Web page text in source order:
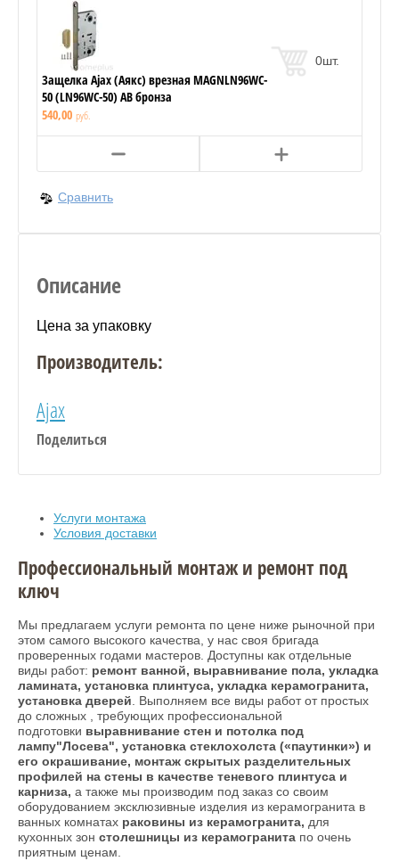
Защелка Ajax (Аякс) врезная MAGNLN96WC-
50 (LN96WC-50) AB бронза
540,00 руб.
0шт.
Сравнить
Описание
Цена за упаковку
Производитель:
Ajax
Поделиться
Услуги монтажа
Условия доставки
Профессиональный монтаж и ремонт под
ключ
Мы предлагаем услуги ремонта по цене ниже рыночной при
этом самого высокого качества, у нас своя бригада
проверенных годами мастеров. Доступны как отдельные
виды работ: ремонт ванной, выравнивание пола, укладка
ламината, установка плинтуса, укладка керамогранита,
установка дверей. Выполняем все виды работ от простых
до сложных , требующих профессиональной
подготовки выравнивание стен и потолка под
лампу"Лосева", установка стеклохолста («паутинки») и
его окрашивание, монтаж скрытых разделительных
профилей на стены в качестве теневого плинтуса и
карниза, а также мы производим под заказ со своим
оборудованием эксклюзивные изделия из керамогранита в
ванных комнатах раковины из керамогранита, для
кухонных зон столешницы из керамогранита по очень
приятным ценам.